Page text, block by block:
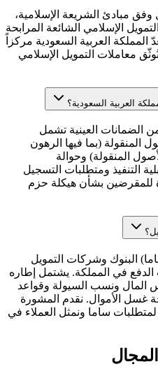
وفق مبادئ الشريعة الإسلامية،
الإسلامي الشائعة المرابحة
المملكة العربية السعودية مركزاً
معاملات التمويل الإسلامي
العربية السعودية؟
الضمانات العينية تشمل
المنقولة (بما فيها الرهون
المنقولة) وحوالة
التنفيذ ومتطلبات التسجيل
بشأن هيكلة حزم
البنوك وشركات التمويل
في المملكة. يشتمل إطاره
المال ونسب السيولة وقواعد
غسل الأموال. نقدم المشورة
ساما ونمثل العملاء في